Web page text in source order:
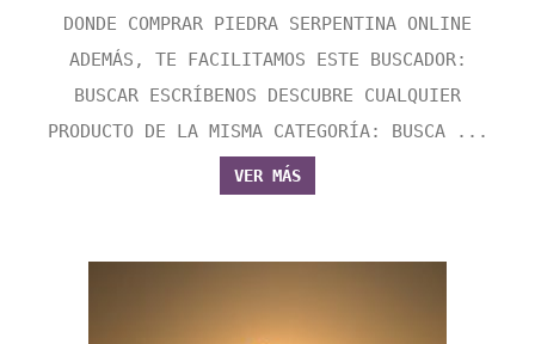
DONDE COMPRAR PIEDRA SERPENTINA ONLINE
ADEMÁS, TE FACILITAMOS ESTE BUSCADOR:
BUSCAR ESCRÍBENOS DESCUBRE CUALQUIER
PRODUCTO DE LA MISMA CATEGORÍA: BUSCA ...
VER MÁS